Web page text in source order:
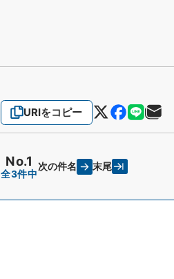
URIをコピー
No.1
全3件中
次の件名 末尾